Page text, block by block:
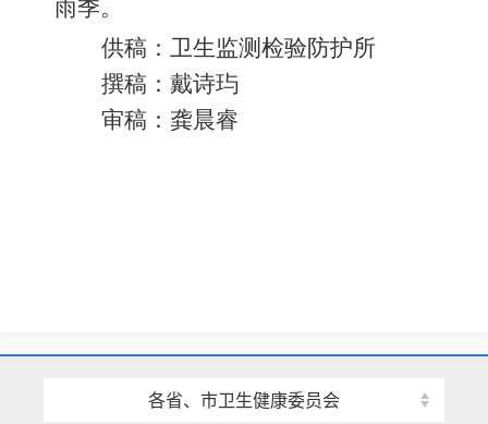
雨季。
供稿：卫生监测检验防护所
撰稿：戴诗玙
审稿：龚晨睿
各省、市卫生健康委员会